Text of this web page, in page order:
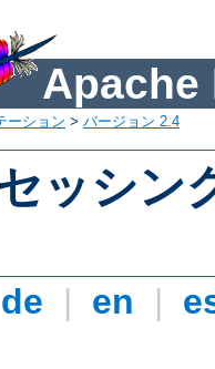
Apache
ーション > バージョン 2.4
ッシン
de | en |